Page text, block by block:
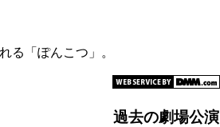
る「ぽんこつ」。
過去の劇場公演